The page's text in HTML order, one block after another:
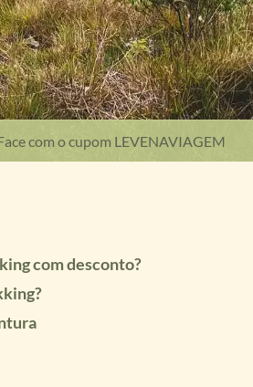
com o cupom LEVENAVIAGEM
com desconto?